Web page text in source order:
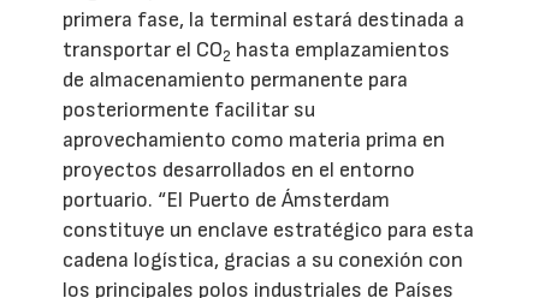
primera fase, la terminal estará destinada a
transportar el CO2 hasta emplazamientos
de almacenamiento permanente para
posteriormente facilitar su
aprovechamiento como materia prima en
proyectos desarrollados en el entorno
portuario. “El Puerto de Ámsterdam
constituye un enclave estratégico para esta
cadena logística, gracias a su conexión con
los principales polos industriales de Países